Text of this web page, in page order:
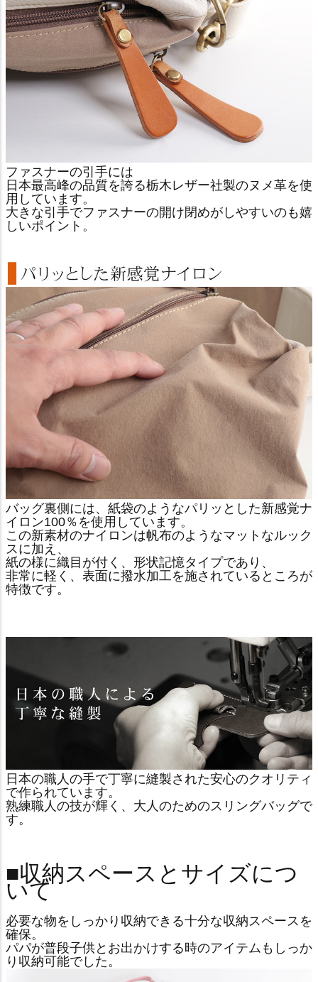
ファスナーの引手には
日本最高峰の品質を誇る栃木レザー社製のヌメ革を使
用しています。
大きな引手でファスナーの開け閉めがしやすいのも嬉
しいポイント。
バッグ裏側には、紙袋のようなパリッとした新感覚ナ
イロン100％を使用しています。
この新素材のナイロンは帆布のようなマットなルック
スに加え、
紙の様に織目が付く、形状記憶タイプであり、
非常に軽く、表面に撥水加工を施されているところが
特徴です。
日本の職人の手で丁寧に縫製された安心のクオリティ
で作られています。
熟練職人の技が輝く、大人のためのスリングバッグで
す。
■収納スペースとサイズにつ
いて
必要な物をしっかり収納できる十分な収納スペースを
確保。
パパが普段子供とお出かけする時のアイテムもしっか
り収納可能でした。